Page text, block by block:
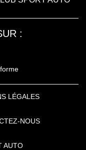
:
LÉGALES
NOUS
AUTO